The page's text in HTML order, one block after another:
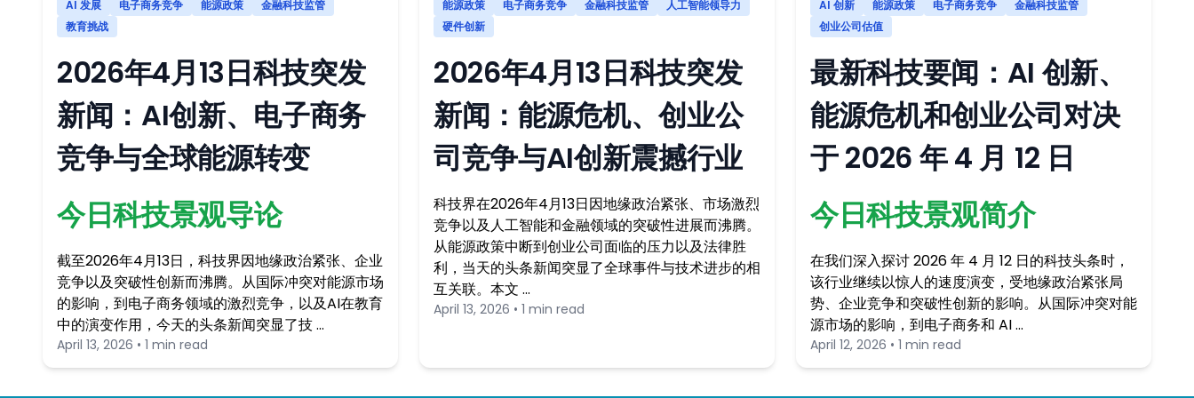
AI 发展 电子商务竞争 能源政策
金融科技监管
教育挑战
2026年4月13日科技突发
新闻：AI创新、电子商务
竞争与全球能源转变
今日科技景观导论
截至2026年4月13日，科技界因地缘政治紧张、企业
竞争以及突破性创新而沸腾。从国际冲突对能源市场
的影响，到电子商务领域的激烈竞争，以及AI在教育
中的演变作用，今天的头条新闻突显了技 …
April 13, 2026 • 1 min read
能源政策 电子商务竞争 金融科技监管
人工智能领导力
硬件创新
2026年4月13日科技突发
新闻：能源危机、创业公
司竞争与AI创新震撼行业
科技界在2026年4月13日因地缘政治紧张、市场激烈
竞争以及人工智能和金融领域的突破性进展而沸腾。
从能源政策中断到创业公司面临的压力以及法律胜
利，当天的头条新闻突显了全球事件与技术进步的相
互关联。本文 …
April 13, 2026 • 1 min read
AI 创新 能源政策 电子商务竞争
金融科技监管
创业公司估值
最新科技要闻：AI 创新、
能源危机和创业公司对决
于 2026 年 4 月 12 日
今日科技景观简介
在我们深入探讨 2026 年 4 月 12 日的科技头条时，
该行业继续以惊人的速度演变，受地缘政治紧张局
势、企业竞争和突破性创新的影响。从国际冲突对能
源市场的影响，到电子商务和 AI …
April 12, 2026 • 1 min read